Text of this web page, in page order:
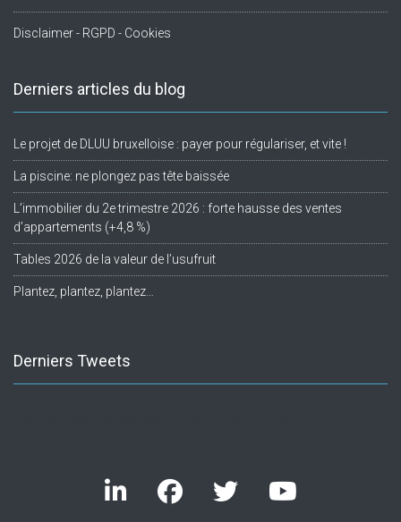
Disclaimer - RGPD - Cookies
Derniers articles du blog
Le projet de DLUU bruxelloise : payer pour régulariser, et vite !
La piscine: ne plongez pas tête baissée
L’immobilier du 2e trimestre 2026 : forte hausse des ventes
d’appartements (+4,8 %)
Tables 2026 de la valeur de l’usufruit
Plantez, plantez, plantez…
Derniers Tweets